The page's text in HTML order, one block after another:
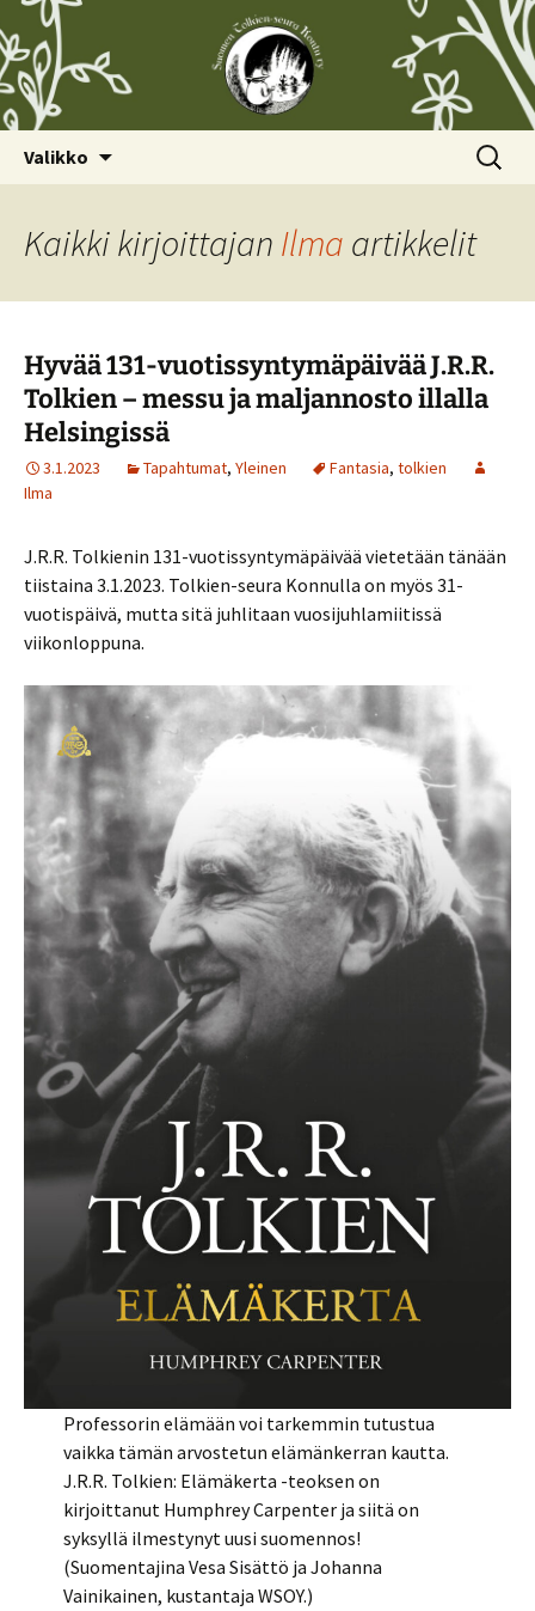
Valikko Haku:
Kaikki kirjoittajan Ilma artikkelit
Hyvää 131-vuotissyntymäpäivää J.R.R.
Tolkien – messu ja maljannosto illalla
Helsingissä
3.1.2023 Tapahtumat, Yleinen Fantasia, tolkien
Ilma
J.R.R. Tolkienin 131-vuotissyntymäpäivää vietetään tänään
tiistaina 3.1.2023. Tolkien-seura Konnulla on myös 31-
vuotispäivä, mutta sitä juhlitaan vuosijuhlamiitissä
viikonloppuna.
Professorin elämään voi tarkemmin tutustua
vaikka tämän arvostetun elämänkerran kautta.
J.R.R. Tolkien: Elämäkerta -teoksen on
kirjoittanut Humphrey Carpenter ja siitä on
syksyllä ilmestynyt uusi suomennos!
(Suomentajina Vesa Sisättö ja Johanna
Vainikainen, kustantaja WSOY.)